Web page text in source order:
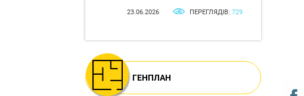
23.06.2026 ПЕРЕГЛЯДІВ: 729
ГЕНПЛАН